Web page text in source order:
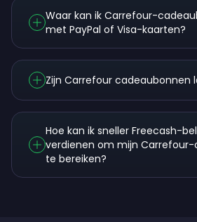
Waar kan ik Carrefour-
met PayPal of Visa-kaarten?
Zijn Carrefour cadeaubonnen
Hoe kan ik sneller Freecash-
verdienen om mijn
te bereiken?